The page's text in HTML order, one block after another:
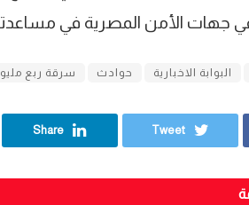
جهات الأمن المصرية في
البوابة الاخبارية حوادث سرقة ربع
Tweet
Share